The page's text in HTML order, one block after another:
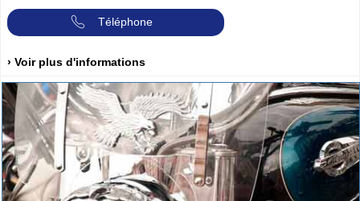
Téléphone
› Voir plus d'informations